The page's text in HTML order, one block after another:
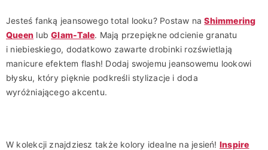
Jesteś fanką jeansowego total looku? Postaw naShimmering
Queen lubGlam-Tale. Mają przepiękne odcienie granatu
i niebieskiego, dodatkowo zawarte drobinki rozświetlają
manicure efektem flash! Dodaj swojemu jeansowemu lookowi
błysku, który pięknie podkreśli stylizacje i doda
wyróżniającego akcentu.
W kolekcji znajdziesz także kolory idealne na jesień! Inspire